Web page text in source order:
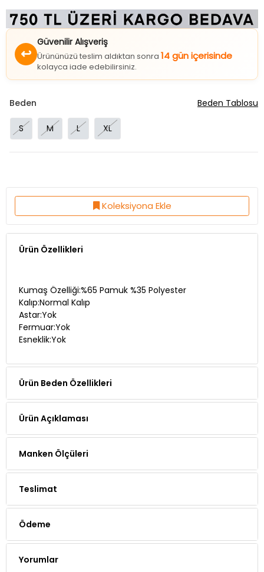
↩
Güvenilir Alışveriş
Ürününüzü teslim aldıktan sonra 14 gün içerisinde
kolayca iade edebilirsiniz.
Beden
S M L XL
Beden Tablosu
Koleksiyona Ekle
Ürün Özellikleri
Kumaş Özelliği:%65 Pamuk %35 Polyester
Kalıp:Normal Kalıp
Astar:Yok
Fermuar:Yok
Esneklik:Yok
Ürün Beden Özellikleri
Ürün Açıklaması
Manken Ölçüleri
Teslimat
Ödeme
Yorumlar